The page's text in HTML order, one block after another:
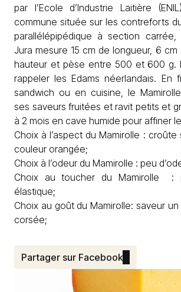
par l’Ecole d’Industrie Laitière
commune située sur les contreforts
parallélépipédique à section carrée,
Jura mesure 15 cm de longueur, 6
hauteur et pèse entre 500 et 600 g.
rappeler lesEdams néerlandais. En
sandwich ou en cuisine, le
ses saveurs fruitées et ravit petits et
à 2 mois en cave humide pour affiner
Choix à l’aspect du Mamirolle :
couleur orangée;
Choix à l’odeur du Mamirolle : peu
Choix au toucher du Mamirolle :
élastique;
Choix au goût du Mamirolle: saveur
corsée;
Partager sur Facebook